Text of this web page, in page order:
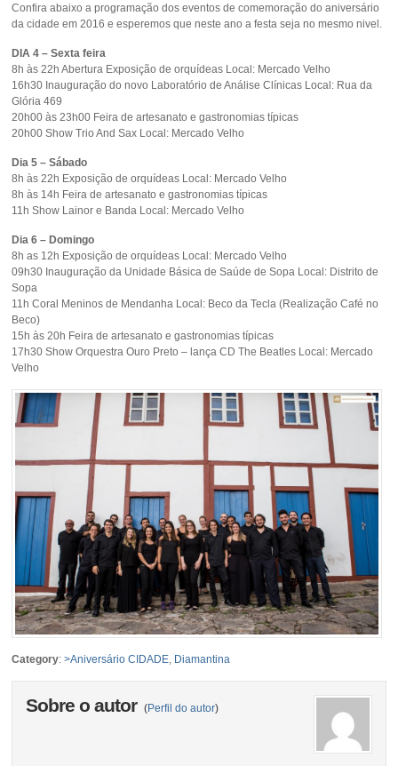
Confira abaixo a programação dos eventos de comemoração do aniversário
da cidade em 2016 e esperemos que neste ano a festa seja no mesmo nivel.
DIA 4 – Sexta feira
8h às 22h Abertura Exposição de orquídeas Local: Mercado Velho
16h30 Inauguração do novo Laboratório de Análise Clínicas Local: Rua da
Glória 469
20h00 às 23h00 Feira de artesanato e gastronomias típicas
20h00 Show Trio And Sax Local: Mercado Velho
Dia 5 – Sábado
8h às 22h Exposição de orquídeas Local: Mercado Velho
8h às 14h Feira de artesanato e gastronomias típicas
11h Show Lainor e Banda Local: Mercado Velho
Dia 6 – Domingo
8h as 12h Exposição de orquídeas Local: Mercado Velho
09h30 Inauguração da Unidade Básica de Saúde de Sopa Local: Distrito de
Sopa
11h Coral Meninos de Mendanha Local: Beco da Tecla (Realização Café no
Beco)
15h às 20h Feira de artesanato e gastronomias típicas
17h30 Show Orquestra Ouro Preto – lança CD The Beatles Local: Mercado
Velho
Category:>Aniversário CIDADE, Diamantina
Sobre o autor (Perfil do autor)